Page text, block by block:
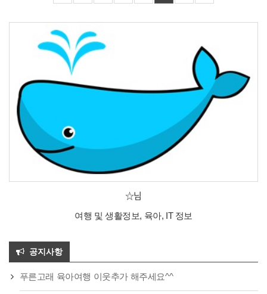
☆님
여행 및 생활정보, 육아, IT 정보
공지사항
푸른고래 육아여행 이웃추가 해주세요^^